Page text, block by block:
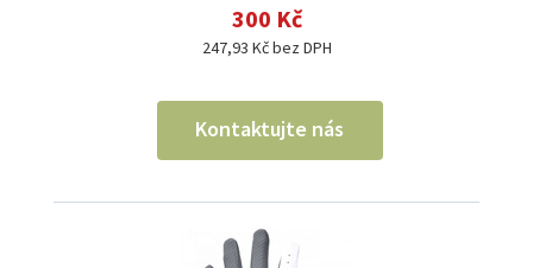
300 Kč
247,93 Kč bez DPH
Kontaktujte nás